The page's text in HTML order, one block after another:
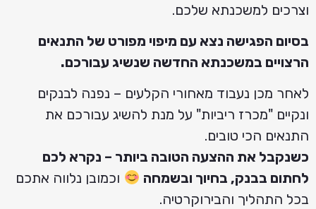
וצרכים למשכנתא שלכם.
בסיום הפגישה נצא עם מיפוי מפורט של התנאים
הרצויים במשכנתא החדשה שנשיג עבורכם.
לאחר מכן נעבוד מאחורי הקלעים – נפנה לבנקים
ונקיים "מכרז ריביות" על מנת להשיג עבורכם את
התנאים הכי טובים.
כשנקבל את ההצעה הטובה ביותר – נקרא לכם
לחתום בבנק, בחיוך ובשמחה
וכמובן נלווה אתכם
בכל התהליך והבירוקרטיה.